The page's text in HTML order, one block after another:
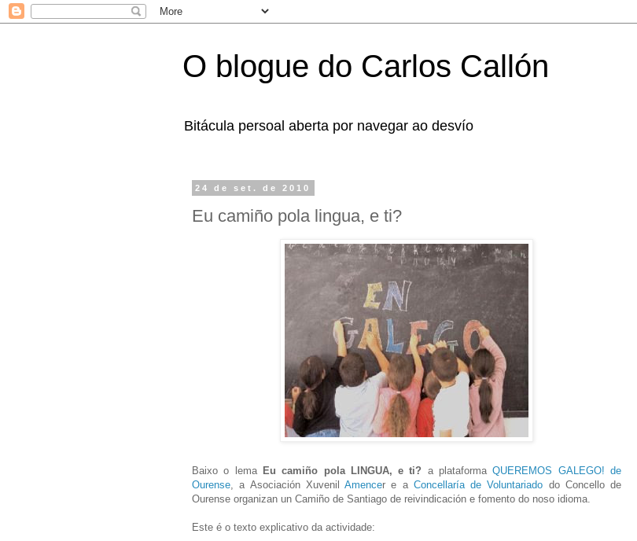
O blogue do Carlos Callón
Bitácula persoal aberta por navegar ao desvío
24 de set. de 2010
Eu camiño pola lingua, e ti?
Baixo o lema Eu camiño pola LINGUA, e ti? a plataformaQUEREMOS GALEGO! de
Ourense , a Asociación Xuvenil Amencer e a Concellaría de Voluntariado do Concello de
Ourense organizan un Camiño de Santiago de reivindicación e fomento do noso idioma.
Este é o texto explicativo da actividade: